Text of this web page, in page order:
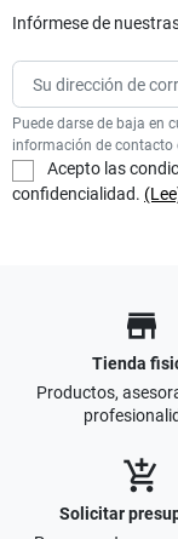
Infórmese de
Puede darse de baja en
información de contacto
Acepto las
confidencialidad.
store
Tienda
Productos,
add_shopping_cart
Solicitar